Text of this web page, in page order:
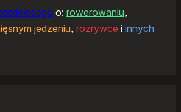
o: rowerowaniu,
jedzeniu, rozrywce i innych